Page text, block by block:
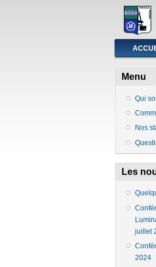
Menu
Menu
Qui
Nos
Les
juillet
2024